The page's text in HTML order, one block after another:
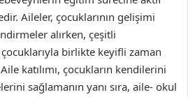
Aileler, çocuklarının gelişimi
alırken, çeşitli
birlikte keyifli zaman
katılımı, çocukların kendilerini
sağlamanın yanı sıra, aile- okul